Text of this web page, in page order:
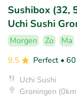
Sushibox (32,
Uchi Sushi
Morgen Zo Ma
9.5
Perfect •
Uchi Sushi
Groningen